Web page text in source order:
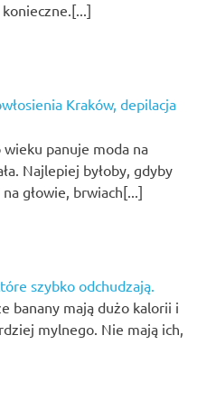
Kraków, depilacja
panuje moda na
Najlepiej byłoby, gdyby
głowie, brwiach[...]
szybko odchudzają.
banany mają dużo kalorii i
mylnego. Nie mają ich,